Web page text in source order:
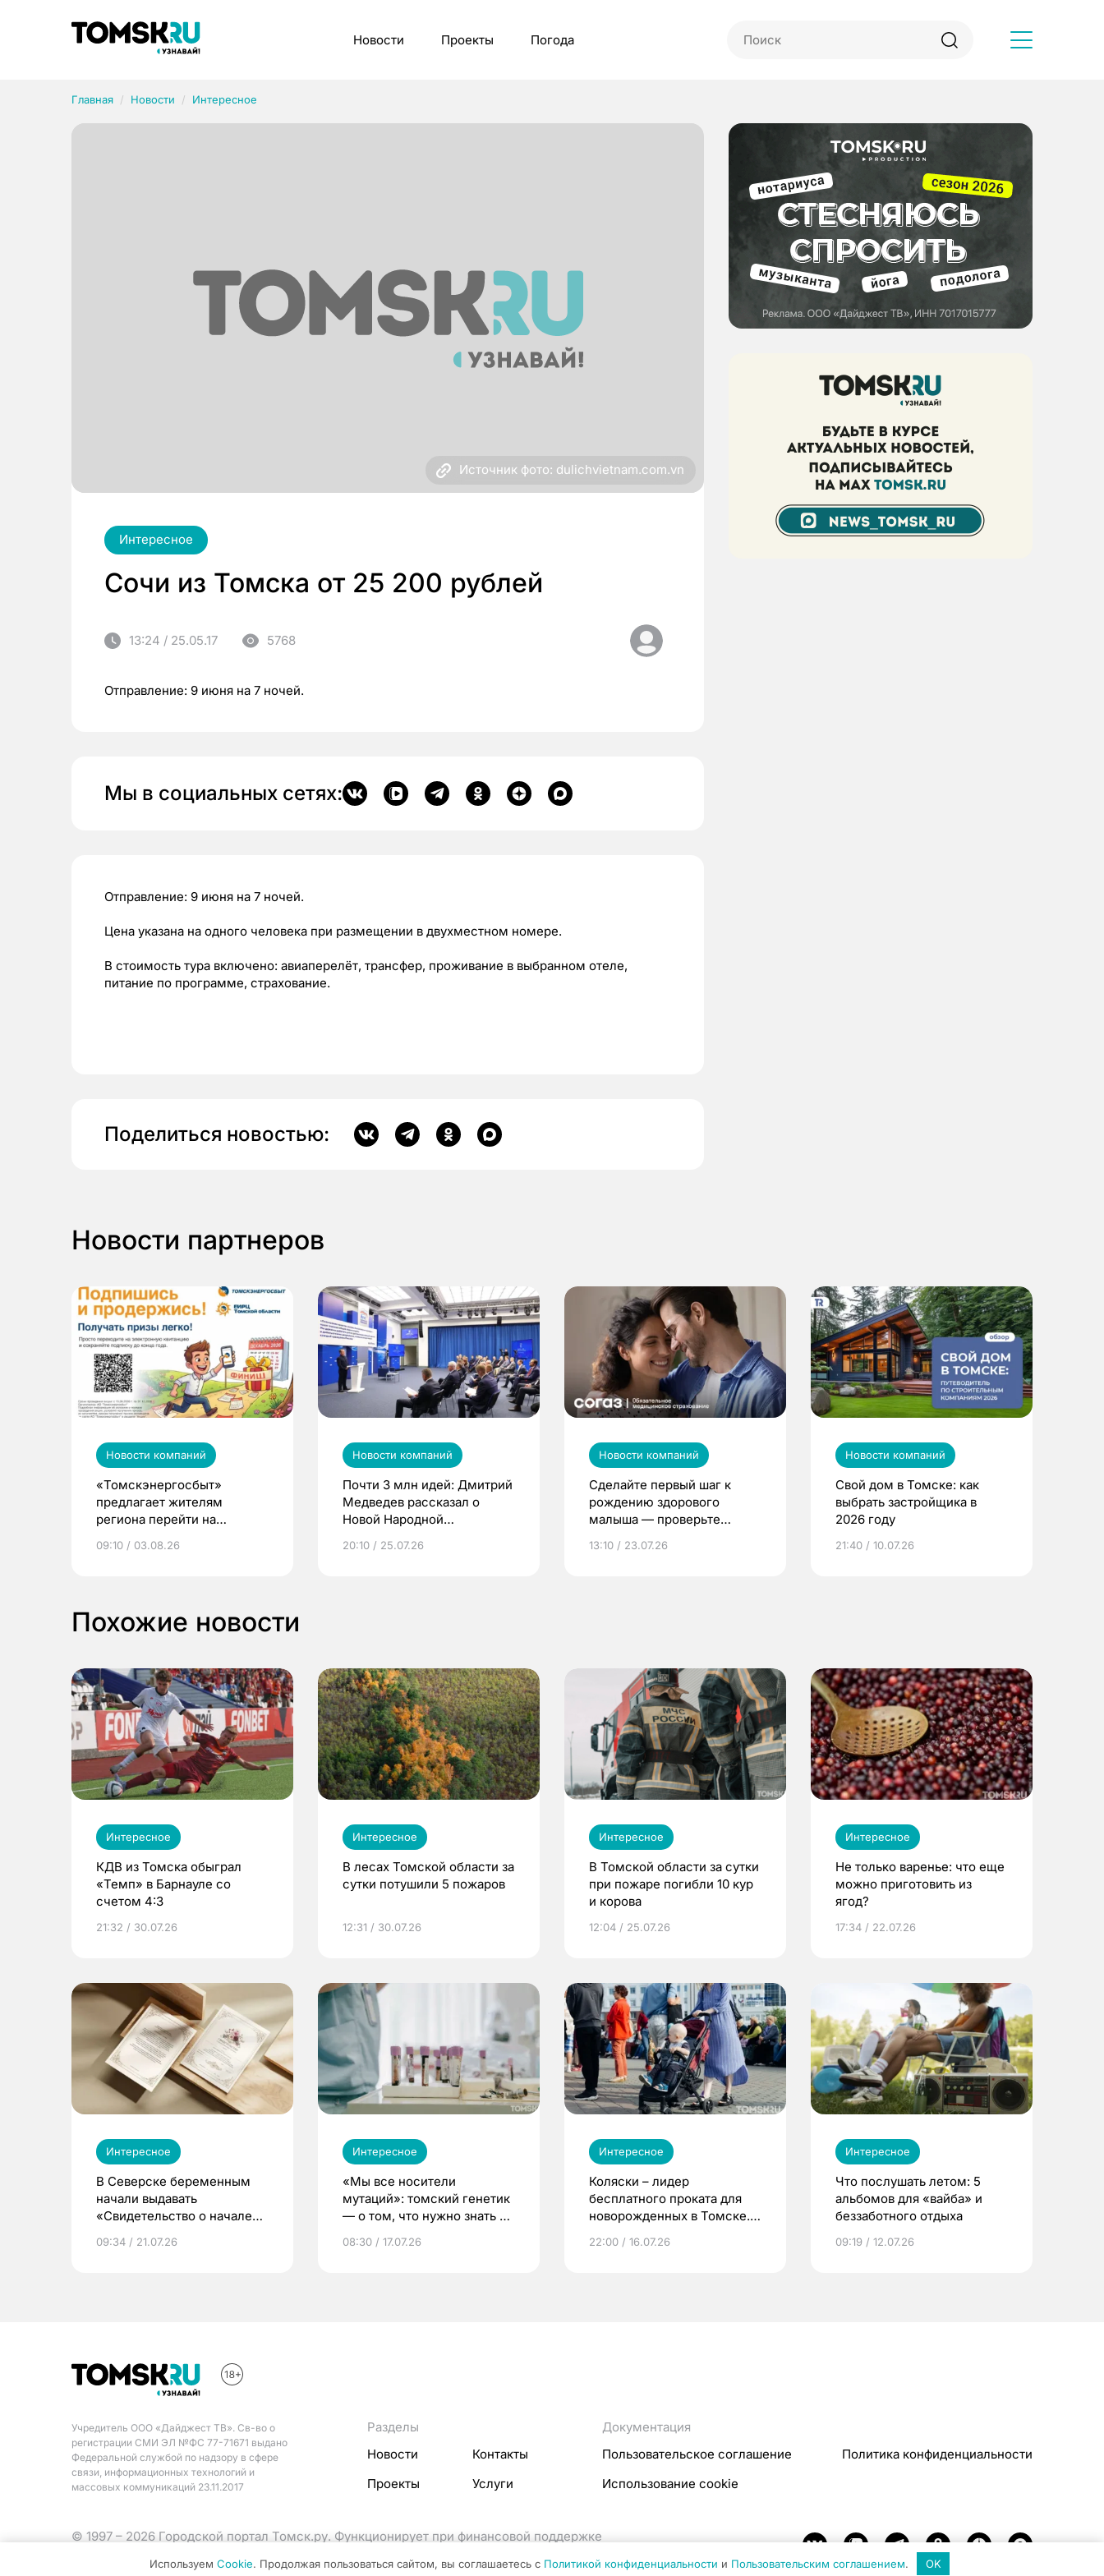
Новости Проекты Погода
Главная Новости Интересное
Источник фото: dulichvietnam.com.vn
Интересное
Сочи из Томска от 25 200 рублей
13:24 / 25.05.17 5768
Отправление: 9 июня на 7 ночей.
Мы в социальных сетях:
Отправление: 9 июня на 7 ночей.
Цена указана на одного человека при размещении в двухместном номере.
В стоимость тура включено: авиаперелёт, трансфер, проживание в выбранном отеле,
питание по программе, страхование.
Поделиться новостью:
Новости партнеров
Новости компаний
«Томскэнергосбыт»
предлагает жителям
региона перейти на
выиграть призы
09:10 / 03.08.26
Новости компаний
Почти 3 млн идей: Дмитрий
Медведев рассказал о
Новой Народной
20:10 / 25.07.26
Новости компаний
Сделайте первый шаг к
рождению здорового
малыша — проверьте
по ОМС!
13:10 / 23.07.26
Новости компаний
Свой дом в Томске: как
выбрать застройщика в
2026 году
21:40 / 10.07.26
Похожие новости
Интересное
КДВ из Томска обыграл
«Темп» в Барнауле со
счетом 4:3
21:32 / 30.07.26
Интересное
В лесах Томской области за
сутки потушили 5 пожаров
12:31 / 30.07.26
Интересное
В Томской области за сутки
при пожаре погибли 10 кур
и корова
12:04 / 25.07.26
Интересное
Не только варенье: что еще
можно приготовить из
ягод?
17:34 / 22.07.26
Интересное
В Северске беременным
начали выдавать
«Свидетельство о начале
09:34 / 21.07.26
Интересное
«Мы все носители
мутаций»: томский генетик
— о том, что нужно знать до
08:30 / 17.07.26
Интересное
Коляски – лидер
бесплатного проката для
новорожденных в Томске.
22:00 / 16.07.26
Интересное
Что послушать летом: 5
альбомов для «вайба» и
беззаботного отдыха
09:19 / 12.07.26
Учредитель ООО «Дайджест ТВ». Св-во о
регистрации СМИ ЭЛ №ФС 77-71671 выдано
Федеральной службой по надзору в сфере
связи, информационных технологий и
массовых коммуникаций 23.11.2017
Разделы
Новости
Контакты
Проекты
Услуги
Документация
Пользовательское соглашение
Политика конфиденциальности
Использование cookie
© 1997 – 2026 Городской портал Томск.ру. Функционирует при финансовой поддержке
Рубрики
Используем Cookie. Продолжая пользоваться сайтом, вы соглашаетесь с Политикой конфиденциальности и Пользовательским соглашением. OK